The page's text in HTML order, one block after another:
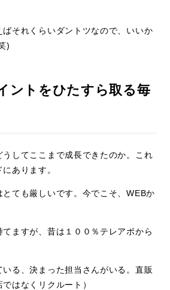
それくらいダントツなので、いいか
)
ントをひたすら取る毎
してここまで成長できたのか。これ
あります。
ても厳しいです。今でこそ、WEBか
ますが、昔は１００％テレアポから
る、決まった担当さんがいる。直販
はなくリクルート）